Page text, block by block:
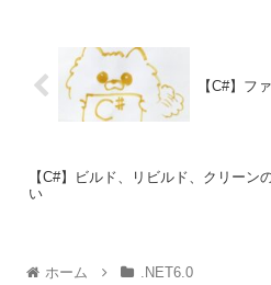
【C#】フ
【C#】ビルド、リビルド、クリーン
い
ホーム .NET6.0